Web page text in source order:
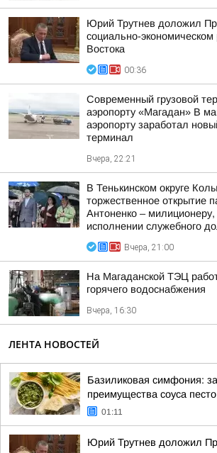
Юрий Трутнев доложил
социально-
Востока
00:36
Современный грузовой
аэропорту «Магадан» В
аэропорту заработал
терминал
Вчера, 22:21
В Тенькинском округе
торжественное открытие
Антоненко –
исполнении служебного
Вчера, 21:00
На Магаданской ТЭЦ
горячего водоснабжения
Вчера, 16:30
ЛЕНТА НОВОСТЕЙ
Базиликовая симфония:
преимущества соуса песто
01:11
Юрий Трутнев доложил